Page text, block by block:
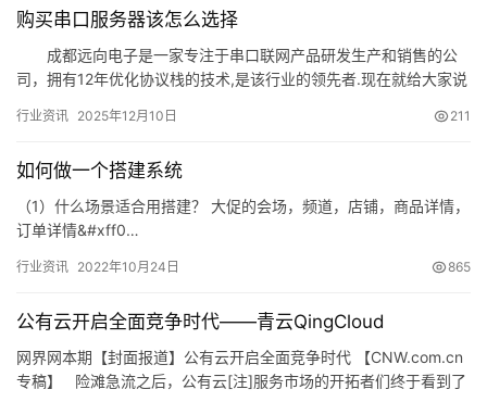
优
盾
态
登录
购买串口服务器该怎么选择
成都远向电子是一家专注于串口联网产品研发生产和销售的公
司，拥有12年优化协议栈的技术,是该行业的领先者.现在就给大家说
行业资讯 2025年12月10日 211
如何做一个搭建系统
（1）什么场景适合用搭建？ 大促的会场，频道，店铺，商品详情，
订单详情&#xff0…
行业资讯 2022年10月24日 865
公有云开启全面竞争时代——青云QingCloud
网界网本期【封面报道】公有云开启全面竞争时代 【CNW.com.cn
专稿】 险滩急流之后，公有云[注]服务市场的开拓者们终于看到了